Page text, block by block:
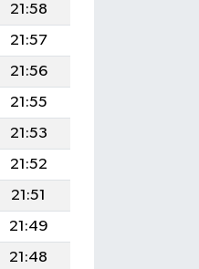
21:58
21:57
21:56
21:55
21:53
21:52
21:51
21:49
21:48